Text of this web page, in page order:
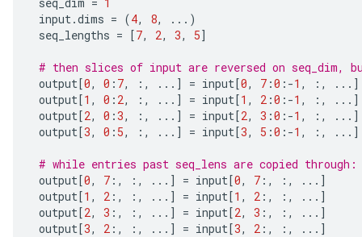
input.dims = (4, 8,
...)
seq_lengths = [7, 2, 3, 5]
# then slices of input are reversed on seq_dim,
output[0, 0 : 7, :, ...] = input[0, 7 :0 :-1 , :,
...]
output[1 , 0 : 2, :, ...] = input[1 , 2 :0 :-1 , :,
...]
output[2, 0 :3, :, ...] = input[2, 3 :0 :-1 , :,
...]
output[3, 0 : 5, :, ...] = input[3, 5 :0 :-1 , :, ...]
# while entries past seq_lens are copied through:
output[0, 7 :, :, ...] = input[0, 7 :, :,
...]
output[1 , 2 :, :, ...] = input[1 , 2 :, :,
...]
output[2, 3 :, :, ...] = input[2, 3 :, :,
...]
output[3, 2 :, :, ...] = input[3, 2 :, :, ...]